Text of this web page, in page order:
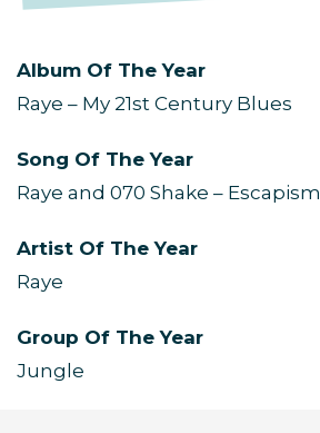
Album Of The Year
Raye – My 21st Century Blues
Song Of The Year
Raye and 070 Shake – Escapism
Artist Of The Year
Raye
Group Of The Year
Jungle